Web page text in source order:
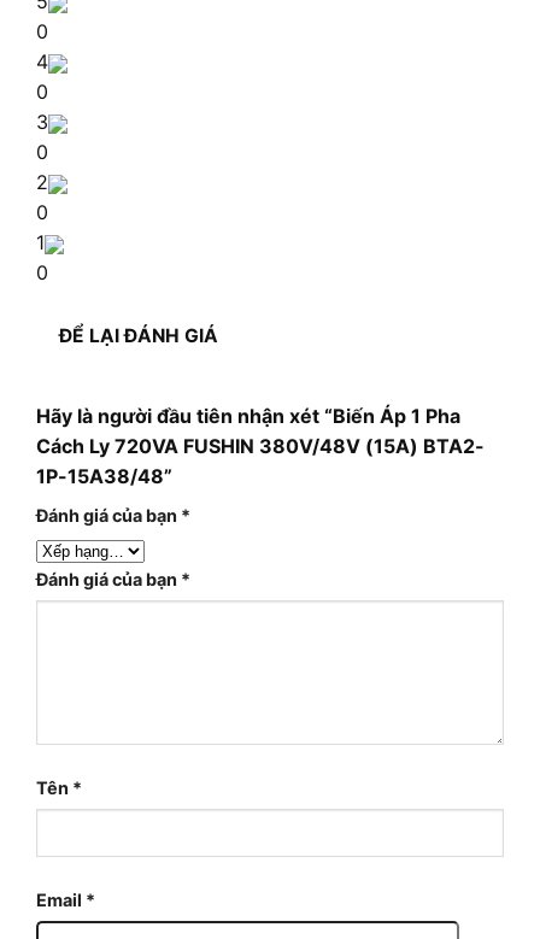
0
4
0
3
0
2
0
1
0
ĐỂ LẠI ĐÁNH GIÁ
Hãy là người đầu tiên nhận xét “Biến Áp 1 Pha
Cách Ly 720VA FUSHIN 380V/48V (15A) BTA2-
1P-15A38/48”
Đánh giá của bạn *
Đánh giá của bạn *
Tên *
Email *